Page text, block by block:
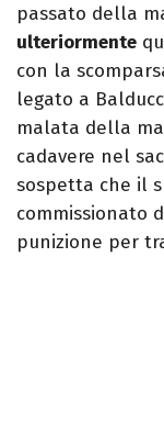
passato della
ulteriormente
con la
legato a
malata della
cadavere nel
sospetta che il
commissionato
punizione per